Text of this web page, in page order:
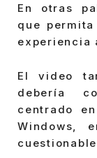
En otras
que
experiencia
El video
debería
centrado
Windows,